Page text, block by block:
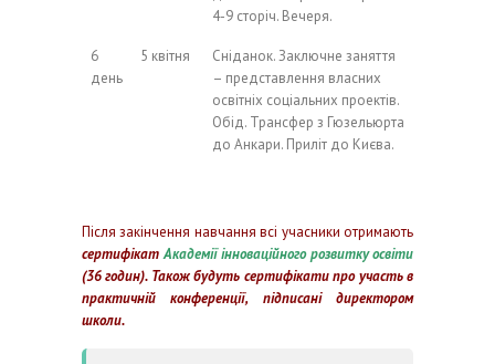
4-9 сторіч. Вечеря.
6
день
5 квітня
Сніданок. Заключне заняття
– представлення власних
освітніх соціальних проектів.
Обід. Трансфер з Гюзельюрта
до Анкари. Приліт до Києва.
Після закінчення навчання всі учасники отримають
сертифікатАкадемії інноваційного розвитку освіти
(36 годин). Також будуть сертифікати про участь в
практичній конференції, підписані директором
школи.